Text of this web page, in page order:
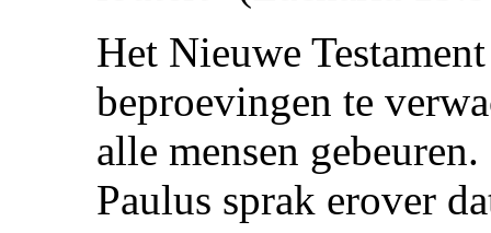
Het Nieuwe
beproevingen te
alle mensen
Paulus sprak erover